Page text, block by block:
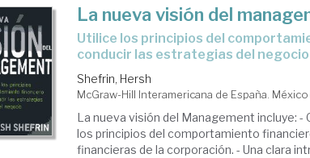
La nueva visión del
utilice los principios del comportamiento financiero para
conducir las estrategias del negocio
Shefrin, Hersh
McGraw-Hill Interamericana de España. México
La nueva visión del Management incluye: -
los principios del comportamiento
financieras de la corporación. - Una clara